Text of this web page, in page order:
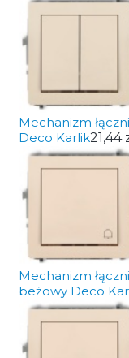
Mechanizm
Deco Karlik21,44
Mechanizm
beżowy Deco